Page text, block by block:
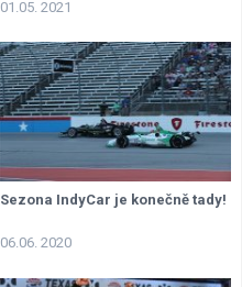
01.05. 2021
Sezona IndyCar je konečně tady!
06.06. 2020